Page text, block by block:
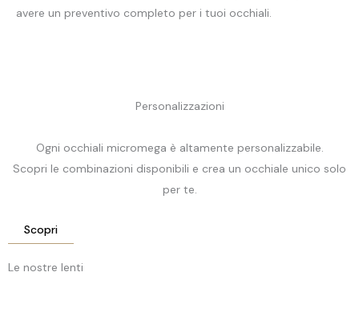
avere un preventivo completo per i tuoi occhiali.
Personalizzazioni
Ogni occhiali micromega è altamente personalizzabile.
Scopri le combinazioni disponibili e crea un occhiale unico solo
per te.
Scopri
Le nostre lenti